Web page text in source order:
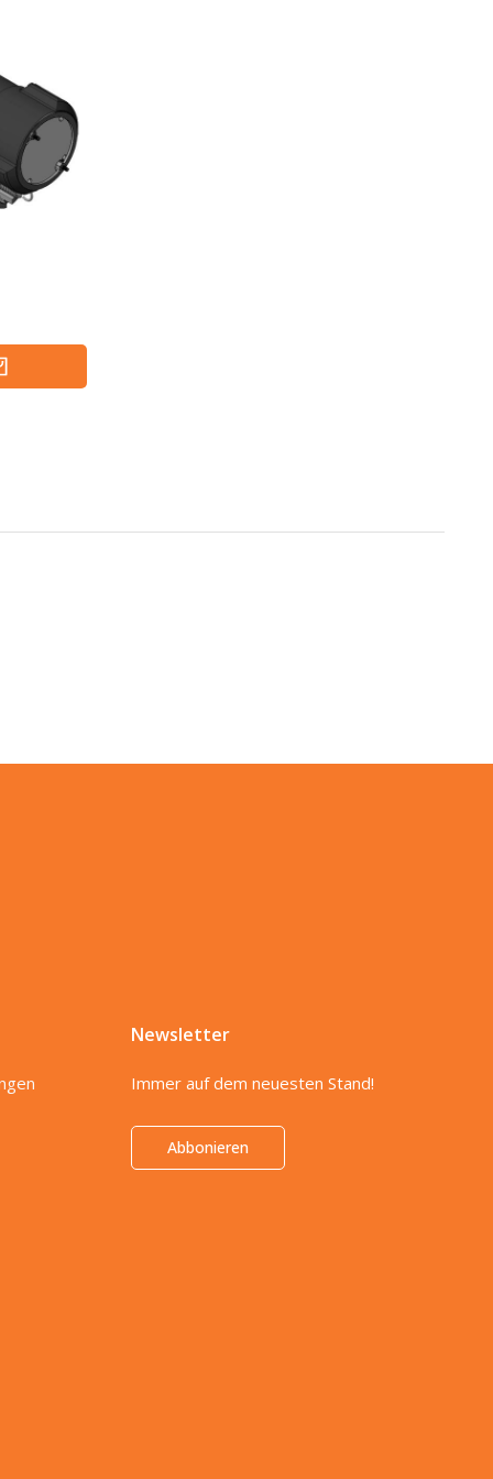
Newsletter
Immer auf dem neuesten Stand!
Abbonieren